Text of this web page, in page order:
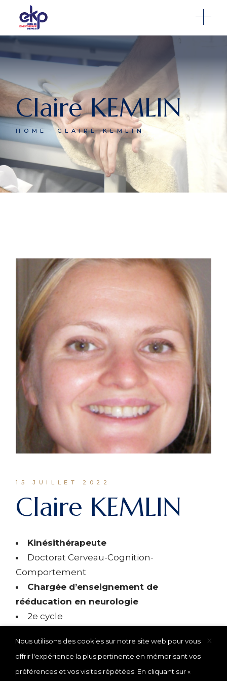
Claire KEMLIN
HOME CLAIRE KEMLIN
15 JUILLET 2022
Claire KEMLIN
Kinésithérapeute
Doctorat Cerveau-Cognition-
Comportement
Chargée d’enseignement de
rééducation en neurologie
2e cycle
X
Nous utilisons des cookies sur notre site web pour vous
offrir l'expérience la plus pertinente en mémorisant vos
préférences et vos visites répétées. En cliquant sur «